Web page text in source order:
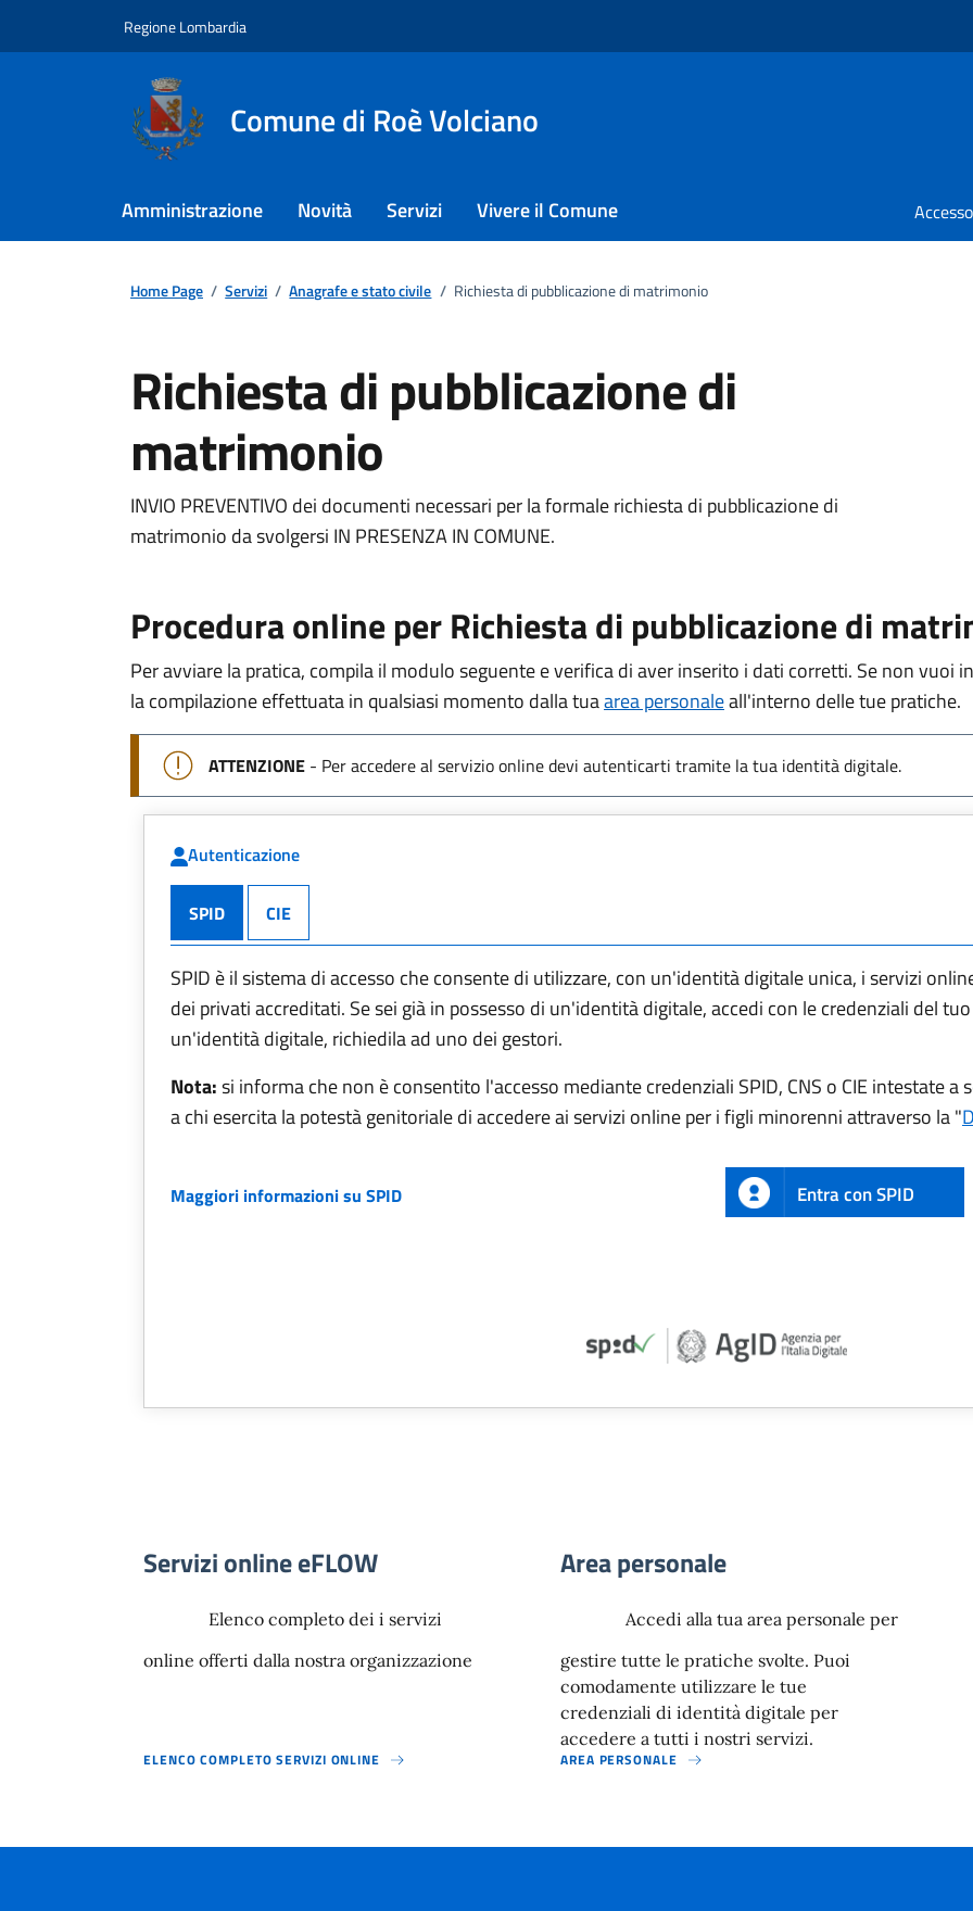
Regione Lombardia
Comune di Roè Volciano
Amministrazione Novità Servizi Vivere il Comune
Home Page / Servizi / Anagrafe e stato civile / Richiesta di pubblicazione di matrimonio
Richiesta di pubblicazione di
matrimonio
INVIO PREVENTIVO dei documenti necessari per la formale richiesta di pubblicazione di
matrimonio da svolgersi IN PRESENZA IN COMUNE.
Procedura online per Richiesta di pubblicazione di
Per avviare la pratica, compila il modulo seguente e verifica di aver inserito i dati corretti. Se non vuoi
la compilazione effettuata in qualsiasi momento dalla tuaarea personaleall'interno delle tue pratiche.
ATTENZIONE - Per accedere al servizio online devi autenticarti tramite la tua identità digitale.
Autenticazione
SPID CIE
SPID è il sistema di accesso che consente di utilizzare, con un'identità digitale unica, i servizi
dei privati accreditati. Se sei già in possesso di un'identità digitale, accedi con le credenziali del
un'identità digitale, richiedila ad uno dei gestori.
Nota:si informa che non è consentito l'accesso mediante credenziali SPID, CNS o CIE intestate a
a chi esercita la potestà genitoriale di accedere ai servizi online per i figli minorenni attraverso la "
Maggiori informazioni su SPID Entra con SPID
Servizi online eFLOW
Elenco completo dei i servizi
online offerti dalla nostra organizzazione
ELENCO COMPLETO SERVIZI ONLINE
Area personale
Accedi alla tua area personale per
gestire tutte le pratiche svolte. Puoi
comodamente utilizzare le tue
credenziali di identità digitale per
accedere a tutti i nostri servizi.
AREA PERSONALE